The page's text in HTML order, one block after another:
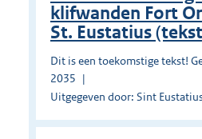
klifwanden Fort
St. Eustatius
Dit is een toekomstige tekst!
2035
Uitgegeven door: Sint